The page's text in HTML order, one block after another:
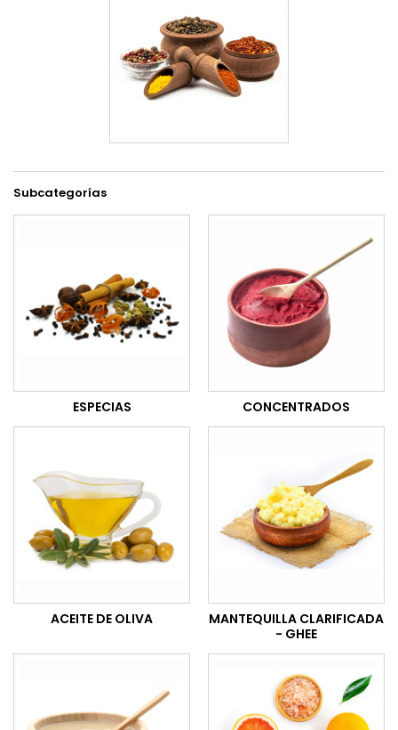
Subcategorías
ESPECIAS CONCENTRADOS
ACEITE DE OLIVA
MANTEQUILLA CLARIFICADA
- GHEE